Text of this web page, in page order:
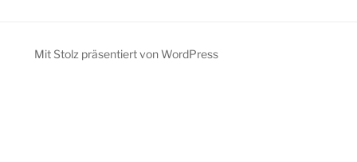
Mit Stolz präsentiert von WordPress